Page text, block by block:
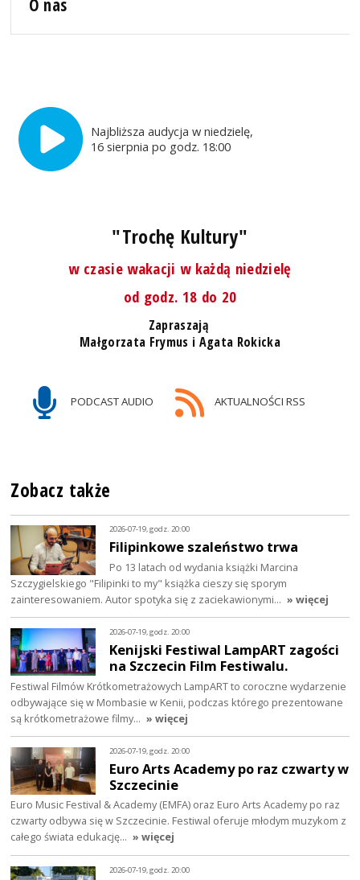
O nas
Najbliższa audycja w niedzielę,
16 sierpnia po godz. 18:00
"Trochę Kultury"
w czasie wakacji w każdą niedzielę
od godz. 18 do 20
Zapraszają
Małgorzata Frymus i Agata Rokicka
PODCAST AUDIO AKTUALNOŚCI RSS
Zobacz także
2026-07-19, godz. 20:00
Filipinkowe szaleństwo trwa
Po 13 latach od wydania książki Marcina
Szczygielskiego "Filipinki to my" książka cieszy się sporym
zainteresowaniem. Autor spotyka się z zaciekawionymi… » więcej
2026-07-19, godz. 20:00
Kenijski Festiwal LampART zagości
na Szczecin Film Festiwalu.
Festiwal Filmów Krótkometrażowych LampART to coroczne wydarzenie
odbywające się w Mombasie w Kenii, podczas którego prezentowane
są krótkometrażowe filmy… » więcej
2026-07-19, godz. 20:00
Euro Arts Academy po raz czwarty w
Szczecinie
Euro Music Festival & Academy (EMFA) oraz Euro Arts Academy po raz
czwarty odbywa się w Szczecinie. Festiwal oferuje młodym muzykom z
całego świata edukację… » więcej
2026-07-19, godz. 20:00